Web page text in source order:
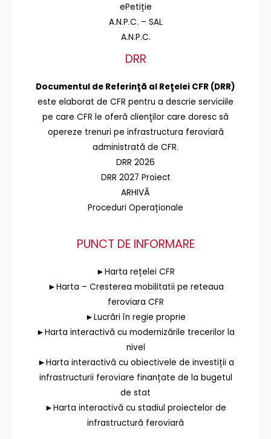
ePetiție
A.N.P.C. – SAL
A.N.P.C.
DRR
Documentul de Referinţă al Reţelei CFR (DRR)
este elaborat de CFR pentru a descrie serviciile
pe care CFR le oferă clienţilor care doresc să
opereze trenuri pe infrastructura feroviară
administrată de CFR.
DRR 2026
DRR 2027 Proiect
ARHIVĂ
Proceduri Operaționale
PUNCT DE INFORMARE
►Harta rețelei CFR
►Harta – Cresterea mobilitatii pe reteaua
feroviara CFR
►Lucrări în regie proprie
►Harta interactivă cu modernizările trecerilor la
nivel
►Harta interactivă cu obiectivele de investiții a
infrastructurii feroviare finanțate de la bugetul
de stat
►Harta interactivă cu stadiul proiectelor de
infrastructură feroviară